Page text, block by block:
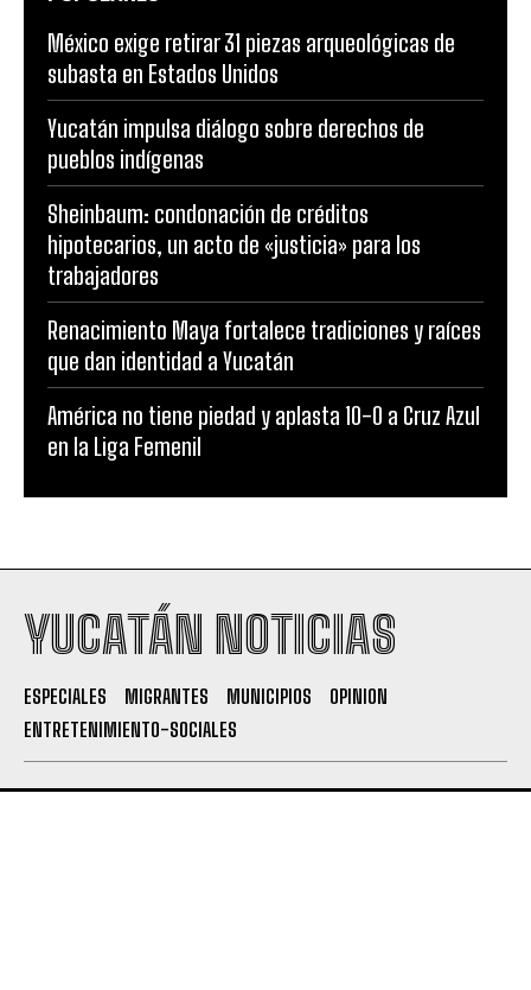
México exige retirar 31 piezas arqueológicas de
subasta en Estados Unidos
Yucatán impulsa diálogo sobre derechos de
pueblos indígenas
Sheinbaum: condonación de créditos
hipotecarios, un acto de «justicia» para los
trabajadores
Renacimiento Maya fortalece tradiciones y raíces
que dan identidad a Yucatán
América no tiene piedad y aplasta 10-0 a Cruz Azul
en la Liga Femenil
YUCATÁN NOTICIAS
ESPECIALES MIGRANTES MUNICIPIOS
OPINION
ENTRETENIMIENTO-SOCIALES